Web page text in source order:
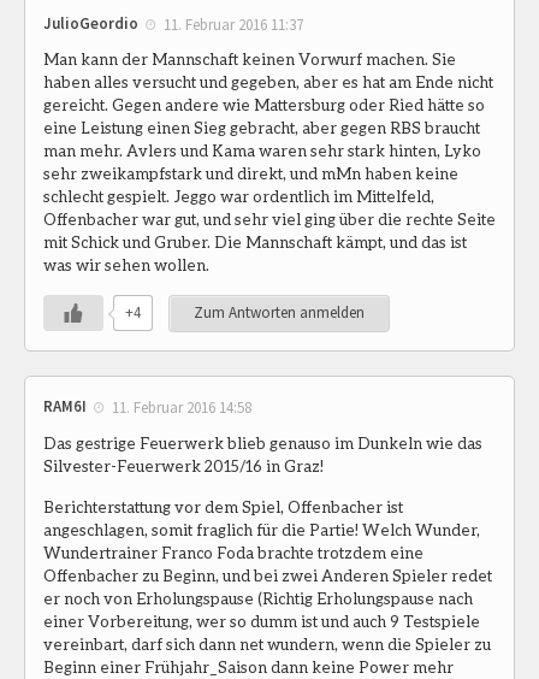
JulioGeordio 11. Februar 2016 11:37
Man kann der Mannschaft keinen Vorwurf machen. Sie
haben alles versucht und gegeben, aber es hat am Ende nicht
gereicht. Gegen andere wie Mattersburg oder Ried hätte so
eine Leistung einen Sieg gebracht, aber gegen RBS braucht
man mehr. Avlers und Kama waren sehr stark hinten, Lyko
sehr zweikampfstark und direkt, und mMn haben keine
schlecht gespielt. Jeggo war ordentlich im Mittelfeld,
Offenbacher war gut, und sehr viel ging über die rechte Seite
mit Schick und Gruber. Die Mannschaft kämpt, und das ist
was wir sehen wollen.
+4 Zum Antworten anmelden
RAM6I 11. Februar 2016 14:58
Das gestrige Feuerwerk blieb genauso im Dunkeln wie das
Silvester-Feuerwerk 2015/16 in Graz!
Berichterstattung vor dem Spiel, Offenbacher ist
angeschlagen, somit fraglich für die Partie! Welch Wunder,
Wundertrainer Franco Foda brachte trotzdem eine
Offenbacher zu Beginn, und bei zwei Anderen Spieler redet
er noch von Erholungspause (Richtig Erholungspause nach
einer Vorbereitung, wer so dumm ist und auch 9 Testspiele
vereinbart, darf sich dann net wundern, wenn die Spieler zu
Beginn einer Frühjahr_Saison dann keine Power mehr